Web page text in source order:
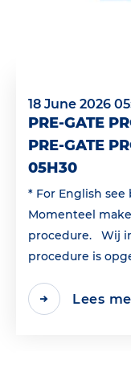
18 June 2026
PRE-GATE
PRE-GATE
05H30
* For English
Momenteel
procedure. Wij
procedure is
Lees